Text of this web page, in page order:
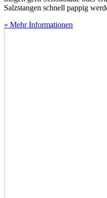
Salzstangen schnell pappig
» Mehr Informationen